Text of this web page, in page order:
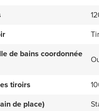
de bains coordonnée
tiroirs
de place)